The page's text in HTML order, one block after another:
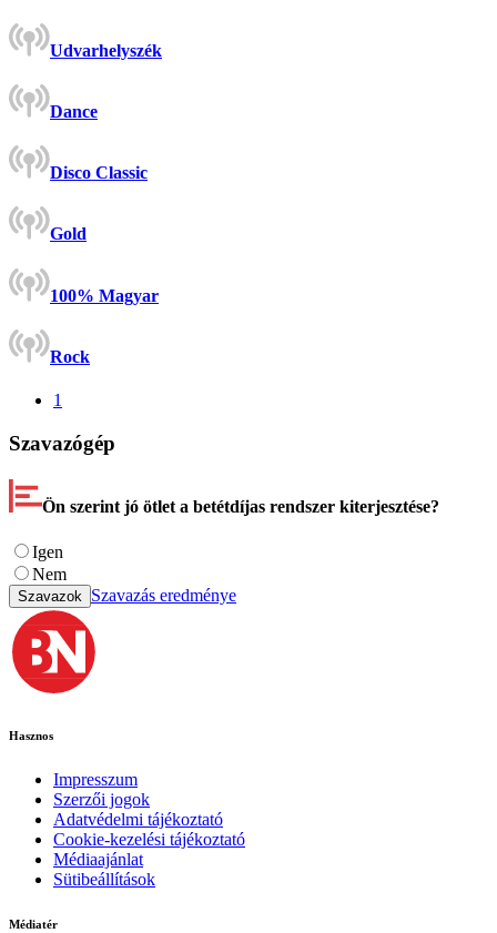
Udvarhelyszék
Dance
Disco Classic
Gold
100% Magyar
Rock
1
Szavazógép
Ön szerint jó ötlet a betétdíjas rendszer kiterjesztése?
Igen
Nem
Szavazok Szavazás eredménye
Hasznos
Impresszum
Szerzői jogok
Adatvédelmi tájékoztató
Cookie-kezelési tájékoztató
Médiaajánlat
Sütibeállítások
Médiatér